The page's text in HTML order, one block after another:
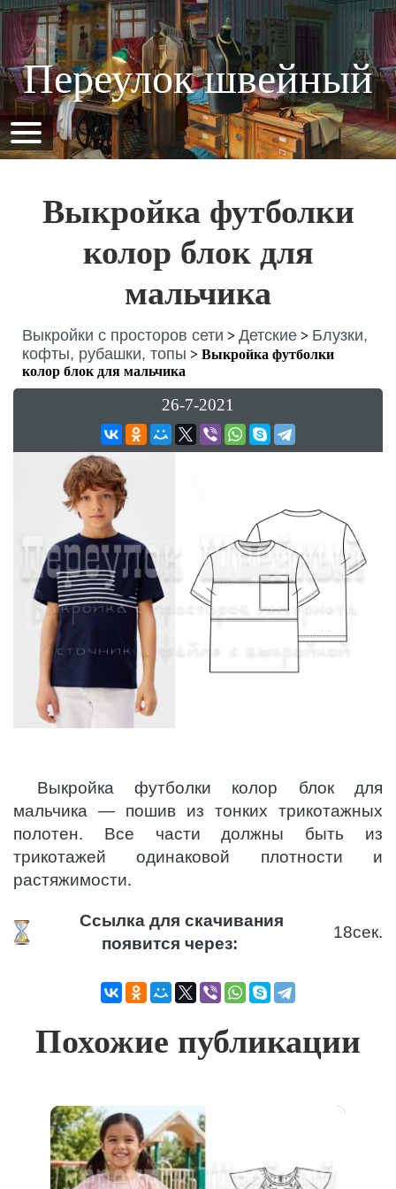
Переулок швейный
Выкройка футболки
колор блок для
мальчика
Выкройки с просторов сети > Детские > Блузки,
кофты, рубашки, топы > Выкройка футболки
колор блок для мальчика
26-7-2021
Выкройка футболки колор блок для
мальчика — пошив из тонких трикотажных
полотен. Все части должны быть из
трикотажей одинаковой плотности и
растяжимости.
Ссылка для скачивания
появится через:
18сек.
Похожие публикации